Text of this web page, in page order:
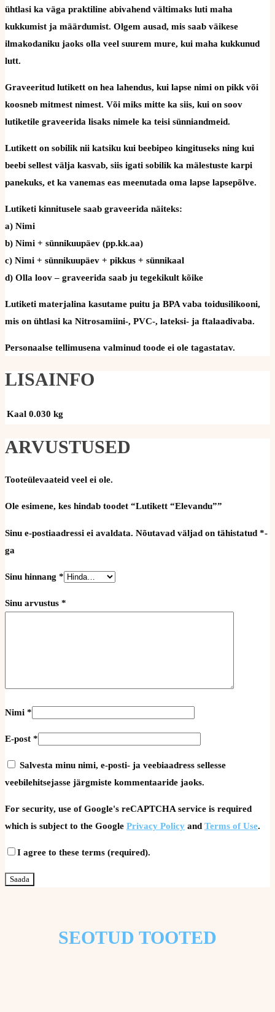
ühtlasi ka väga praktiline abivahend vältimaks luti maha
kukkumist ja määrdumist. Olgem ausad, mis saab väikese
ilmakodaniku jaoks olla veel suurem mure, kui maha kukkunud
lutt.
Graveeritud lutikett on hea lahendus, kui lapse nimi on pikk või
koosneb mitmest nimest. Või miks mitte ka siis, kui on soov
lutiketile graveerida lisaks nimele ka teisi sünniandmeid.
Lutikett on sobilik nii katsiku kui beebipeo kingituseks ning kui
beebi sellest välja kasvab, siis igati sobilik ka mälestuste karpi
panekuks, et ka vanemas eas meenutada oma lapse lapsepõlve.
Lutiketi kinnitusele saab graveerida näiteks:
a) Nimi
b) Nimi + sünnikuupäev (pp.kk.aa)
c) Nimi + sünnikuupäev + pikkus + sünnikaal
d) Olla loov – graveerida saab ju tegekikult kõike
Lutiketi materjalina kasutame puitu ja BPA vaba toidusilikooni,
mis on ühtlasi ka Nitrosamiini-, PVC-, lateksi- ja ftalaadivaba.
Personaalse tellimusena valminud toode ei ole tagastatav.
LISAINFO
Kaal 0.030 kg
ARVUSTUSED
Tooteülevaateid veel ei ole.
Ole esimene, kes hindab toodet “Lutikett “Elevandu””
Sinu e-postiaadressi ei avaldata. Nõutavad väljad on tähistatud *-
ga
Sinu hinnang *
Sinu arvustus *
Nimi *
E-post *
Salvesta minu nimi, e-posti- ja veebiaadress sellesse
veebilehitsejasse järgmiste kommentaaride jaoks.
For security, use of Google's reCAPTCHA service is required
which is subject to the Google Privacy Policy and Terms of Use.
I agree to these terms (required).
SEOTUD TOOTED